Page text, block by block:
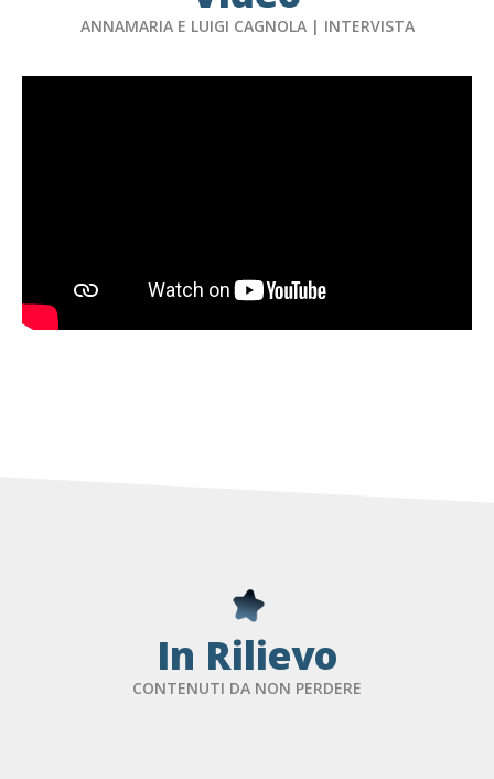
ANNAMARIA E LUIGI CAGNOLA | INTERVISTA
In Rilievo
CONTENUTI DA NON PERDERE